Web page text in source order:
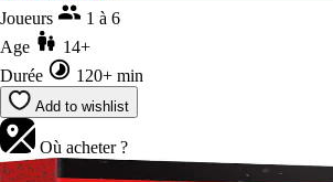
Joueurs
1 à 6
Age
14+
Durée
120+ min
Add to wishlist
Où acheter ?